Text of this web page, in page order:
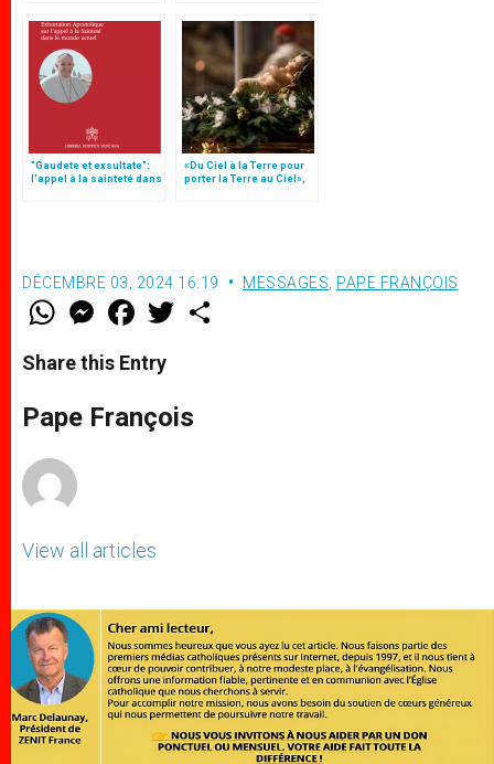
"Gaudete et exsultate":
l'appel à la sainteté dans
«Du Ciel à la Terre pour
porter la Terre au Ciel»,
DÉCEMBRE 03, 2024 16:19 MESSAGES, PAPE FRANÇOIS
W
t
s
p
p
M
e
s
e
g
e
F
a
e
b
o
k
w
r
Share this Entry
Pape François
View all articles